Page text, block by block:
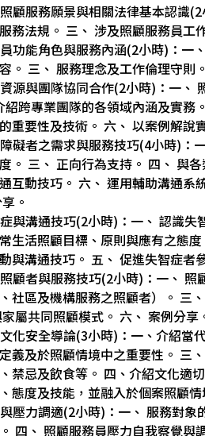
顧服務願景與相關法律基本認識
務法規。 三、 涉及照顧服務員工
功能角色與服務內涵(2小時)：一
。 三、 服務理念及工作倫理守則
源與團隊協同合作(2小時)：一、
紹跨專業團隊的各領域內涵及實
重要性及技術。 六、 以案例解說
礙者之需求與服務技巧(4小時)：
。 三、 正向行為支持。 四、 與
互動技巧。 六、 運用輔助溝通系
。
與溝通技巧(2小時)：一、 認識失
生活照顧目標、原則與應有之態
與溝通技巧。 五、 促進失智症者
顧者與服務技巧(2小時)：一、
社區及機構服務之照顧者）。 三
屬共同照顧模式。 六、 案例分享
化安全導論(3小時)：一、介紹當
義及於照顧情境中之重要性。 三
禁忌及飲食等。 四、介紹文化適
態度及技能，並融入於個案照顧情
壓力調適(2小時)：一、 服務對
四、 照顧服務員壓力自我察覺與